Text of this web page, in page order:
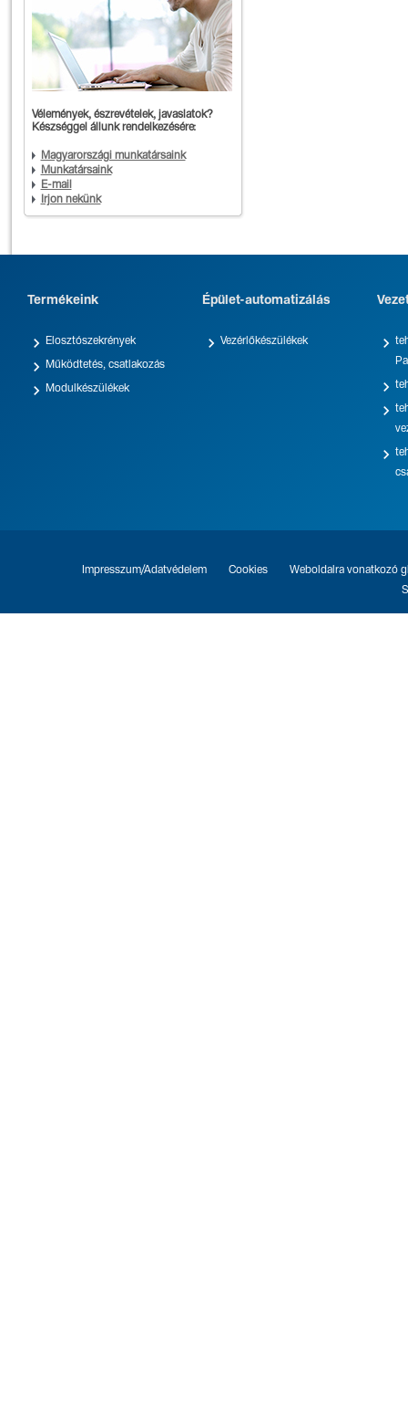
Vélemények, észrevételek, javaslatok?
Készséggel állunk rendelkezésére:
Magyarországi munkatársaink
Munkatársaink
E-mail
Írjon nekünk
Termékeink
 Elosztószekrények
 Működtetés, csatlakozás
 Modulkészülékek
Épület-automatizálás
 Vezérlőkészülékek 



Impresszum/Adatvédelem Cookies
Weboldalra vonatkozó